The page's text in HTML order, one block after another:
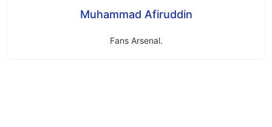
Muhammad Afiruddin
Fans Arsenal.